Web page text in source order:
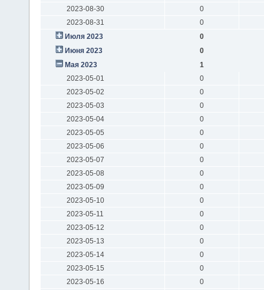
2023-08-30
0
2023-08-31
0
Июля 2023
0
Июня 2023
0
Мая 2023
1
2023-05-01
0
2023-05-02
0
2023-05-03
0
2023-05-04
0
2023-05-05
0
2023-05-06
0
2023-05-07
0
2023-05-08
0
2023-05-09
0
2023-05-10
0
2023-05-11
0
2023-05-12
0
2023-05-13
0
2023-05-14
0
2023-05-15
0
2023-05-16
0